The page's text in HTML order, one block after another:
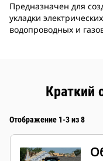
Предназначен для
укладки
водопроводных и
Краткий
Отображение 1-3 из 8